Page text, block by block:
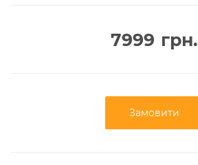
7999 грн.
Замовити